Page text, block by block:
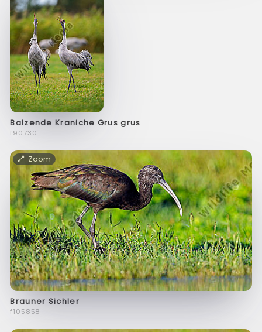
Balzende Kraniche Grus grus
f90730
Zoom
Brauner Sichler
f105858